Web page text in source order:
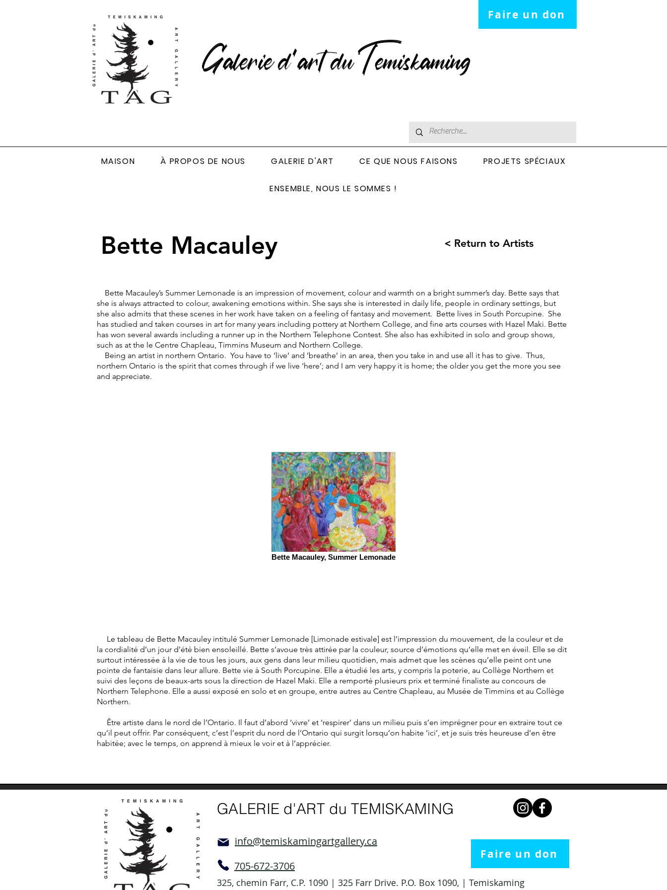
Faire un don
Galerie d’art du Temiskaming
MAISON À PROPOS DE NOUS GALERIE D'ART CE QUE NOUS FAISONS PROJETS SPÉCIAUX
ENSEMBLE, NOUS LE SOMMES !
Bette Macauley < Return to Artists
Bette Macauley’s Summer Lemonade is an impression of movement, colour and warmth on a bright summer’s day. Bette says that
she is always attracted to colour, awakening emotions within. She says she is interested in daily life, people in ordinary settings, but
she also admits that these scenes in her work have taken on a feeling of fantasy and movement. Bette lives in South Porcupine. She
has studied and taken courses in art for many years including pottery at Northern College, and fine arts courses with Hazel Maki. Bette
has won several awards including a runner up in the Northern Telephone Contest. She also has exhibited in solo and group shows,
such as at the le Centre Chapleau, Timmins Museum and Northern College.
Being an artist in northern Ontario. You have to ‘live’ and ‘breathe’ in an area, then you take in and use all it has to give. Thus,
northern Ontario is the spirit that comes through if we live ‘here’; and I am very happy it is home; the older you get the more you see
and appreciate.
Bette Macauley, Summer Lemonade
Le tableau de Bette Macauley intitulé Summer Lemonade [Limonade estivale] est l’impression du mouvement, de la couleur et de
la cordialité d’un jour d’été bien ensoleillé. Bette s’avoue très attirée par la couleur, source d’émotions qu’elle met en éveil. Elle se dit
surtout intéressée à la vie de tous les jours, aux gens dans leur milieu quotidien, mais admet que les scènes qu’elle peint ont une
pointe de fantaisie dans leur allure. Bette vie à South Porcupine. Elle a étudié les arts, y compris la poterie, au Collège Northern et
suivi des leçons de beaux-arts sous la direction de Hazel Maki. Elle a remporté plusieurs prix et terminé finaliste au concours de
Northern Telephone. Elle a aussi exposé en solo et en groupe, entre autres au Centre Chapleau, au Musée de Timmins et au Collège
Northern.
Être artiste dans le nord de l’Ontario. Il faut d’abord ‘vivre’ et ‘respirer’ dans un milieu puis s’en imprégner pour en extraire tout ce
qu’il peut offrir. Par conséquent, c’est l’esprit du nord de l’Ontario qui surgit lorsqu’on habite ‘ici’, et je suis très heureuse d’en être
habitée; avec le temps, on apprend à mieux le voir et à l’apprécier.
GALERIE d'ART du TEMISKAMING
info@temiskamingartgallery.ca
705-672-3706
Faire un don
325, chemin Farr, C.P. 1090 | 325 Farr Drive. P.O. Box 1090, | Temiskaming